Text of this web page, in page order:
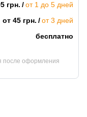
грн.
от 1 до 5 дней
от 45 грн.
от 3 дней
бесплатно
после оформления